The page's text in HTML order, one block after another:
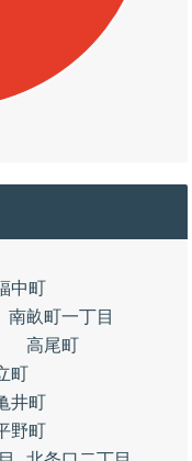
中町
南畝町一丁目
高尾町
町
井町
野町